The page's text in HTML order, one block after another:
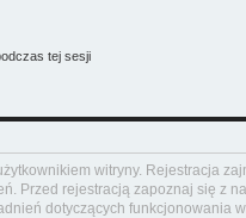
tej sesji
witryny. Rejestracja
Przed rejestracją zapoznaj się z
dotyczących funkcjonowania